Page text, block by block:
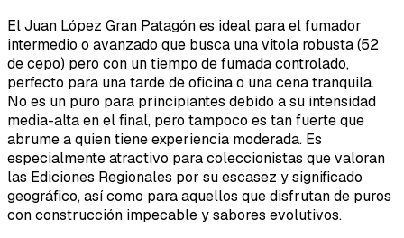
El Juan López Gran Patagón es ideal para el fumador
intermedio o avanzado que busca una vitola robusta (52
de cepo) pero con un tiempo de fumada controlado,
perfecto para una tarde de oficina o una cena tranquila.
No es un puro para principiantes debido a su intensidad
media-alta en el final, pero tampoco es tan fuerte que
abrume a quien tiene experiencia moderada. Es
especialmente atractivo para coleccionistas que valoran
las Ediciones Regionales por su escasez y significado
geográfico, así como para aquellos que disfrutan de puros
con construcción impecable y sabores evolutivos.